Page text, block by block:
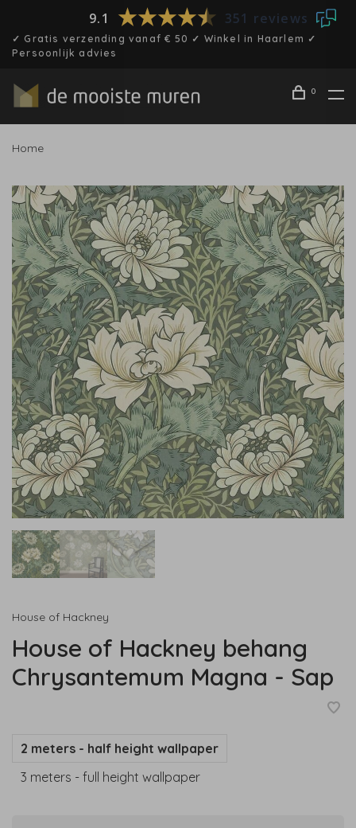
9.1 351 reviews
✓ Gratis verzending vanaf € 50 ✓ Winkel in Haarlem ✓
Persoonlijk advies
0
Home
House of Hackney
House of Hackney behang
Chrysantemum Magna - Sap
2 meters - half height wallpaper
3 meters - full height wallpaper